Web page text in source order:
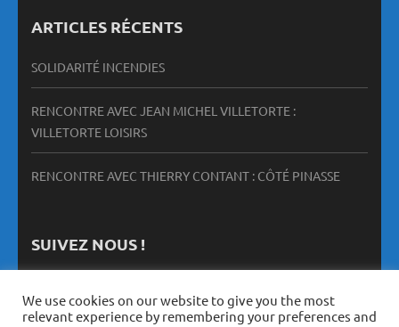
ARTICLES RÉCENTS
SOLIDARITÉ INCENDIES
RENCONTRE AVEC JEAN MICHEL VILLETORTE :
VILLETORTE LOISIRS
RENCONTRE AVEC THIERRY CONTANT : CÔTÉ PINASSE
SUIVEZ NOUS !
We use cookies on our website to give you the most
relevant experience by remembering your preferences and